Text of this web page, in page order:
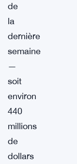
de
la
dernière
semaine
—
soit
environ
440
millions
de
dollars